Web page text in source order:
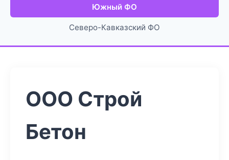
Южный ФО
Северо-Кавказский ФО
ООО Строй
Бетон